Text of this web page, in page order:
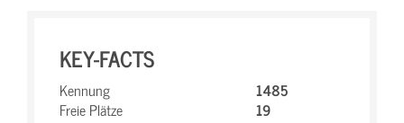
KEY-FACTS
Kennung
1485
Freie Plätze
19